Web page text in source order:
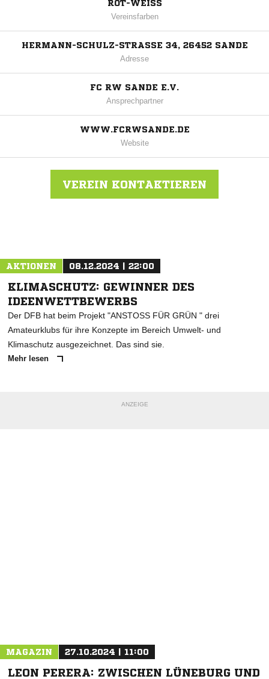
ROT-WEISS
Vereinsfarben
HERMANN-SCHULZ-STRASSE 34, 26452 SANDE
Adresse
FC RW SANDE E.V.
Ansprechpartner
WWW.FCRWSANDE.DE
Website
VEREIN KONTAKTIEREN
AKTIONEN 08.12.2024 | 22:00
KLIMASCHUTZ: GEWINNER DES
IDEENWETTBEWERBS
Der DFB hat beim Projekt "ANSTOSS FÜR GRÜN " drei
Amateurklubs für ihre Konzepte im Bereich Umwelt- und
Klimaschutz ausgezeichnet. Das sind sie.
Mehr lesen
ANZEIGE
MAGAZIN 27.10.2024 | 11:00
LEON PERERA: ZWISCHEN LÜNEBURG UND